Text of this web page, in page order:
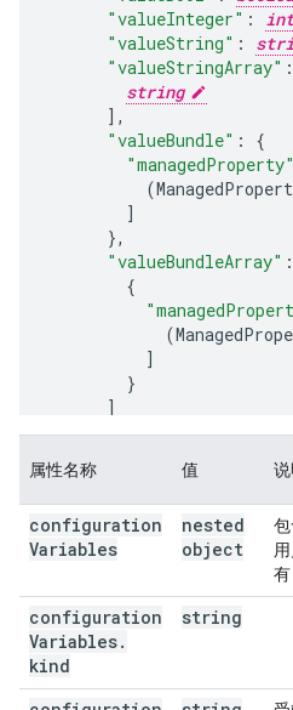
"valueInteger" :
"valueString" :
"valueStringArray" :
string
],
"valueBundle" :
"managedProperty"
(
]
},
"valueBundleArray" :
(
]
]
"kind":
"mcmId": string
"variableSet": [
"kind":
"placeholder"
属性名称 值 说
configuration
Variables
nested
object
有
configuration
Variables.
kind
string